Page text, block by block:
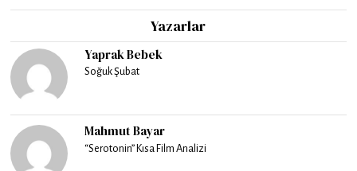
Yazarlar
Yaprak Bebek
Soğuk Şubat
Mahmut Bayar
“Serotonin” Kısa Film Analizi